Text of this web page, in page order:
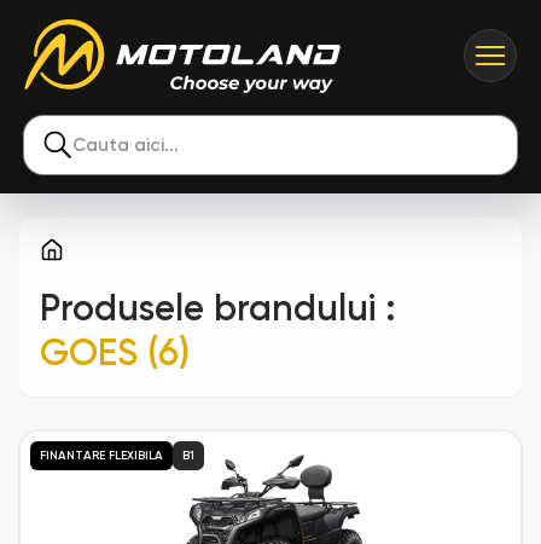
Cauta aici...
Produsele brandului :
GOES (6)
FINANTARE FLEXIBILA B1